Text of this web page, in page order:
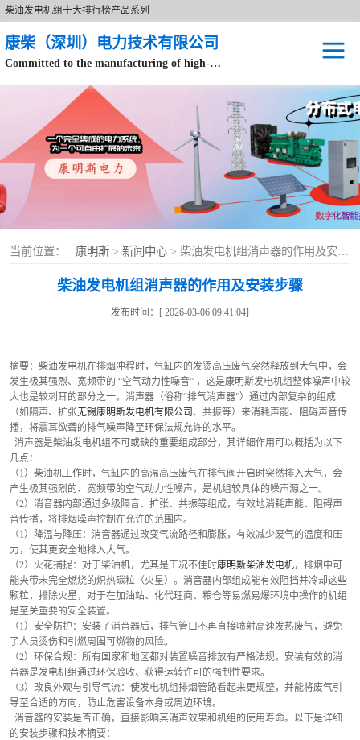
柴油发电机组十大排行榜产品系列
康柴（深圳）电力技术有限公司
Committed to the manufacturing of high-end brand diesel generator sets.
当前位置： 康明斯 > 新闻中心 > 柴油发电机组消声器的作用及安装步骤
柴油发电机组消声器的作用及安装步骤
发布时间：[ 2026-03-06 09:41:04]
摘要：柴油发电机在排烟冲程时，气缸内的发烫高压废气突然释放到大气中，会
发生极其强烈、宽频带的 “空气动力性噪音” ，这是康明斯发电机组整体噪声中较
大也是较刺耳的部分之一。消声器（俗称“排气消声器”）通过内部复杂的组成
（如隔声、扩张无锡康明斯发电机有限公司 、共振等）来消耗声能、阻碍声音传
播，将震耳欲聋的排气噪声降至环保法规允许的水平。
消声器是柴油发电机组不可或缺的重要组成部分，其详细作用可以概括为以下
几点：
（1）柴油机工作时，气缸内的高温高压废气在排气阀开启时突然排入大气，会
产生极其强烈的、宽频带的空气动力性噪声，是机组较具体的噪声源之一。
（2）消音器内部通过多级隔音、扩张、共振等组成，有效地消耗声能、阻碍声
音传播，将排烟噪声控制在允许的范围内。
（1）降温与降压：消音器通过改变气流路径和膨胀，有效减少废气的温度和压
力，使其更安全地排入大气。
（2）火花捕捉：对于柴油机，尤其是工况不佳时康明斯柴油发电机，排烟中可
能夹带未完全燃烧的炽热碳粒（火星）。消音器内部组成能有效阻挡并冷却这些
颗粒，排除火星，对于在加油站、化代理商、粮仓等易燃易爆环境中操作的机组
是至关重要的安全装置。
（1）安全防护：安装了消音器后，排气管口不再直接喷射高速发热废气，避免
了人员烫伤和引燃周围可燃物的风险。
（2）环保合规：所有国家和地区都对装置噪音排放有严格法规。安装有效的消
音器是发电机组通过环保验收、获得运转许可的强制性要求。
（3）改良外观与引导气流：使发电机组排烟管路看起来更规整，并能将废气引
导至合适的方向，防止危害设备本身或周边环境。
消音器的安装是否正确，直接影响其消声效果和机组的使用寿命。以下是详细
的安装步骤和技术摘要：
静音型
移动电站
康明斯配件